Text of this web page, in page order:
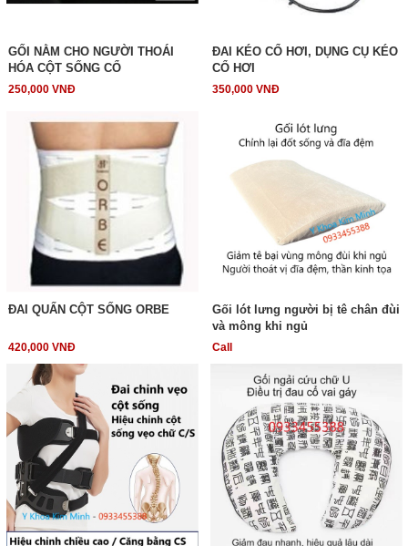
GỐI NẰM CHO NGƯỜI THOÁI
HÓA CỘT SỐNG CỔ
250,000 VNĐ
ĐAI KÉO CỔ HƠI, DỤNG CỤ KÉO
CỔ HƠI
350,000 VNĐ
ĐAI QUẤN CỘT SỐNG ORBE
420,000 VNĐ
Gối lót lưng người bị tê chân đùi
và mông khi ngủ
Call